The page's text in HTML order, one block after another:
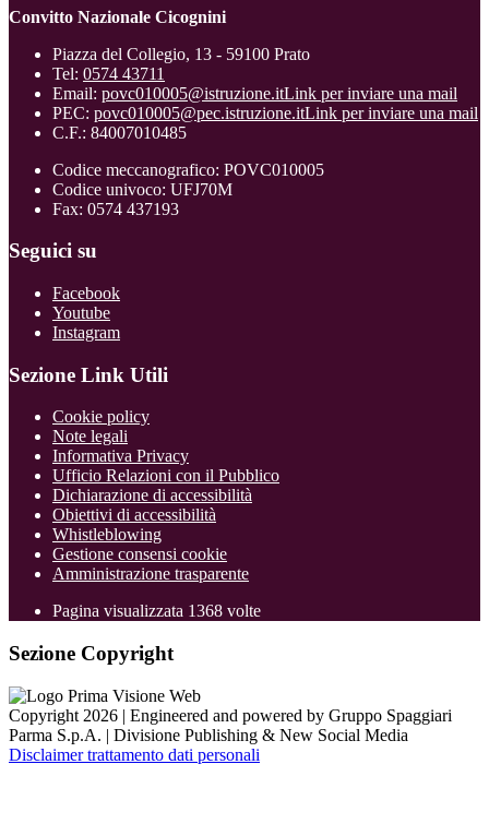
Convitto Nazionale Cicognini
Piazza del Collegio, 13 - 59100 Prato
Tel: 0574 43711
Email: povc010005@istruzione.itLink per inviare una mail
PEC: povc010005@pec.istruzione.itLink per inviare una mail
C.F.: 84007010485
Codice meccanografico: POVC010005
Codice univoco: UFJ70M
Fax: 0574 437193
Seguici su
Facebook
Youtube
Instagram
Sezione Link Utili
Cookie policy
Note legali
Informativa Privacy
Ufficio Relazioni con il Pubblico
Dichiarazione di accessibilità
Obiettivi di accessibilità
Whistleblowing
Gestione consensi cookie
Amministrazione trasparente
Pagina visualizzata 1368 volte
Sezione Copyright
Copyright 2026 | Engineered and powered by Gruppo Spaggiari
Parma S.p.A. | Divisione Publishing & New Social Media
Disclaimer trattamento dati personali